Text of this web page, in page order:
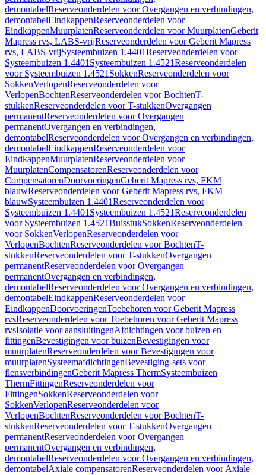
demontabelReserveonderdelen voor Overgangen en verbindingen,
demontabelEindkappenReserveonderdelen voor
EindkappenMuurplatenReserveonderdelen voor MuurplatenGeberit
Mapress rvs, LABS-vrijReserveonderdelen voor Geberit Mapress
rvs, LABS-vrijSysteembuizen 1.4401Reserveonderdelen voor
Systeembuizen 1.4401 Systeembuizen 1.4521Reserveonderdelen
voor Systeembuizen 1.4521 SokkenReserveonderdelen voor
SokkenVerlopenReserveonderdelen voor
VerlopenBochtenReserveonderdelen voor BochtenT-
stukkenReserveonderdelen voor T-stukkenOvergangen
permanentReserveonderdelen voor Overgangen
permanentOvergangen en verbindingen,
demontabelReserveonderdelen voor Overgangen en verbindingen,
demontabelEindkappenReserveonderdelen voor
EindkappenMuurplatenReserveonderdelen voor
MuurplatenCompensatorenReserveonderdelen voor
CompensatorenDoorvoeringenGeberit Mapress rvs, FKM
blauwReserveonderdelen voor Geberit Mapress rvs, FKM
blauwSysteembuizen 1.4401Reserveonderdelen voor
Systeembuizen 1.4401 Systeembuizen 1.4521Reserveonderdelen
voor Systeembuizen 1.4521BuisstukSokkenReserveonderdelen
voor SokkenVerlopenReserveonderdelen voor
VerlopenBochtenReserveonderdelen voor BochtenT-
stukkenReserveonderdelen voor T-stukkenOvergangen
permanentReserveonderdelen voor Overgangen
permanentOvergangen en verbindingen,
demontabelReserveonderdelen voor Overgangen en verbindingen,
demontabelEindkappenReserveonderdelen voor
EindkappenDoorvoeringenToebehoren voor Geberit Mapress
rvsReserveonderdelen voor Toebehoren voor Geberit Mapress
rvsIsolatie voor aansluitingenAfdichtingen voor buizen en
fittingenBevestigingen voor buizenBevestigingen voor
muurplatenReserveonderdelen voor Bevestigingen voor
muurplatenSysteemafdichtingenBevestiging-sets voor
flensverbindingenGeberit Mapress ThermSysteembuizen
ThermFittingenReserveonderdelen voor
FittingenSokkenReserveonderdelen voor
SokkenVerlopenReserveonderdelen voor
VerlopenBochtenReserveonderdelen voor BochtenT-
stukkenReserveonderdelen voor T-stukkenOvergangen
permanentReserveonderdelen voor Overgangen
permanentOvergangen en verbindingen,
demontabelReserveonderdelen voor Overgangen en verbindingen,
demontabelAxiale compensatorenReserveonderdelen voor Axiale